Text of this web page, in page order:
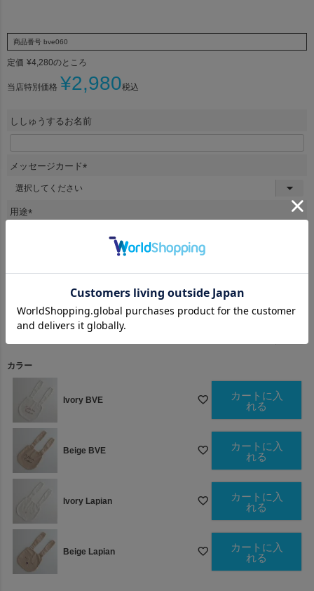
商品番号 bve060
定価 ¥4,280のところ
当店特別価格 ¥2,980税込
ししゅうするお名前
メッセージカード
)
用途
必
)
ラッピング
(
必
カラー
Ivory BVE
カートに入
れる
Beige BVE
カートに入
れる
Ivory Lapian
カートに入
れる
Beige Lapian
カートに入
れる